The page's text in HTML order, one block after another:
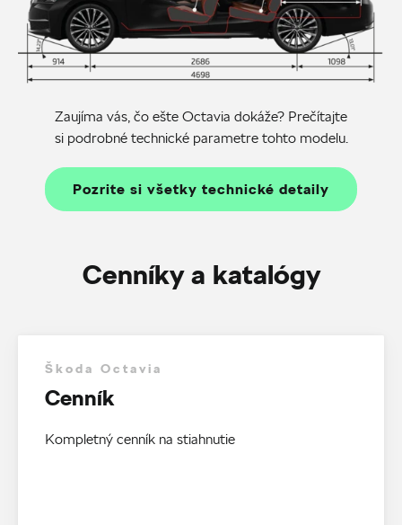
Zaujíma vás, čo ešte Octavia dokáže? Prečítajte
si podrobné technické parametre tohto modelu.
Pozrite si všetky technické detaily
Cenníky a katalógy
Škoda Octavia
Cenník
Kompletný cenník na stiahnutie